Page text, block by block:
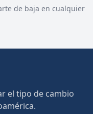
de baja en cualquier
el tipo de cambio